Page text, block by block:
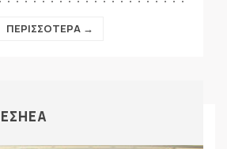
ΠΕΡΙΣΣΟΤΕΡΑ →